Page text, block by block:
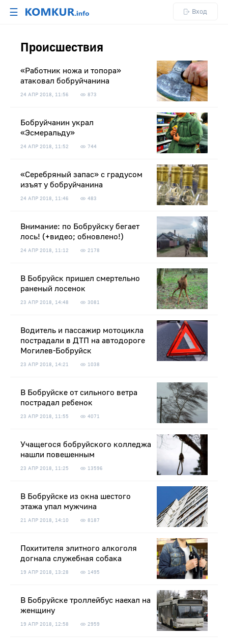
☰ Вход
Происшествия
«Работник ножа и топора»
атаковал бобруйчанина
24 АПР 2018, 11:56 873
Бобруйчанин украл
«Эсмеральду»
24 АПР 2018, 11:52 744
«Серебряный запас» с градусом
изъят у бобруйчанина
24 АПР 2018, 11:46 483
Внимание: по Бобруйску бегает
лось! (+видео; обновлено!)
24 АПР 2018, 11:12 2178
В Бобруйск пришел смертельно
раненый лосенок
23 АПР 2018, 14:48 3081
Водитель и пассажир мотоцикла
пострадали в ДТП на автодороге
Могилев-Бобруйск
23 АПР 2018, 14:21 1038
В Бобруйске от сильного ветра
пострадал ребенок
23 АПР 2018, 11:55 4071
Учащегося бобруйского колледжа
нашли повешенным
23 АПР 2018, 11:25 13596
В Бобруйске из окна шестого
этажа упал мужчина
21 АПР 2018, 14:10 8187
Похитителя элитного алкоголя
догнала служебная собака
19 АПР 2018, 13:28 1495
В Бобруйске троллейбус наехал на
женщину
19 АПР 2018, 12:58 2959